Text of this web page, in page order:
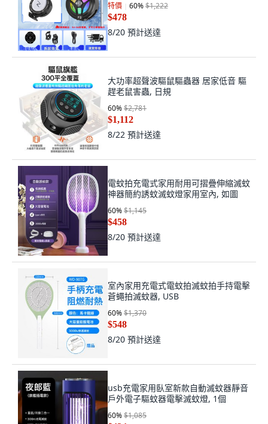
特價 60%$1,222
$478
8/20 預計送達
大功率超聲波驅鼠驅蟲器 居家低音 驅
趕老鼠害蟲, 日規
60%$2,781
$1,112
8/22 預計送達
電蚊拍充電式家用耐用可摺疊伸縮滅蚊
神器簡約誘蚊滅蚊燈家用室內, 如圖
60%$1,145
$458
8/20 預計送達
室內家用充電式電蚊拍滅蚊拍手持電擊
蒼蠅拍滅蚊器, USB
60%$1,370
$548
8/20 預計送達
usb充電家用臥室新款自動滅蚊器靜音
戶外電子驅蚊器電擊滅蚊燈, 1個
60%$1,085